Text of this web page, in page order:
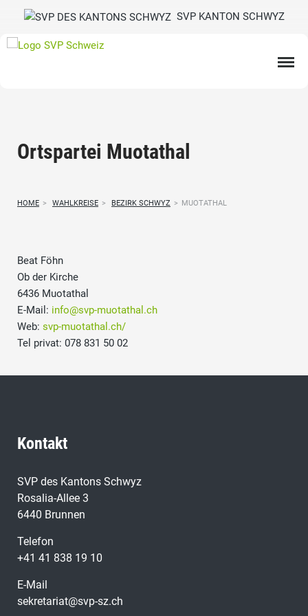
SVP KANTON SCHWYZ
Ortspartei Muotathal
HOME > WAHLKREISE > BEZIRK SCHWYZ > MUOTATHAL
Beat Föhn
Ob der Kirche
6436 Muotathal
E-Mail: info@svp-muotathal.ch
Web: svp-muotathal.ch/
Tel privat: 078 831 50 02
Kontakt
SVP des Kantons Schwyz
Rosalia-Allee 3
6440 Brunnen
Telefon
+41 41 838 19 10
E-Mail
sekretariat@svp-sz.ch